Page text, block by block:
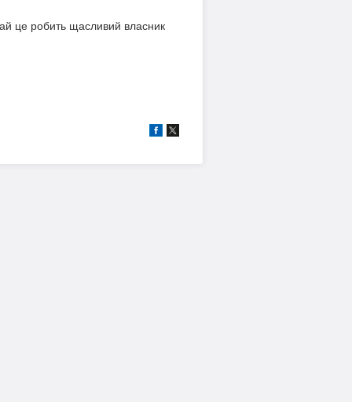
це робить щасливий власник